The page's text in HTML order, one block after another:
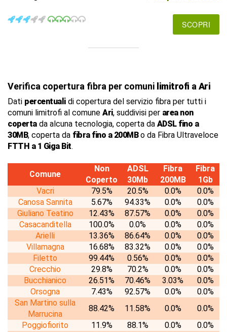
SCOPRI
Verifica copertura fibra per comuni limitrofi a Ari
Dati percentualidi copertura del servizio fibra per tutti i
comuni limitrofi al comune Ari, suddivisi per area non
copertada alcuna tecnologia, coperta da ADSL fino a
30MB, coperta da fibra fino a 200MBo da Fibra Ultraveloce
FTTH a 1 Giga Bit.
Comune
Non
Coperto
ADSL
30Mb
Fibra
200MB
Fibra
1Gb
Vacri
79.5% 20.5% 0.0%
0.0%
Canosa Sannita
5.67% 94.33% 0.0%
0.0%
Giuliano Teatino
12.43% 87.57% 0.0%
0.0%
Casacanditella
100.0% 0.0% 0.0%
0.0%
Arielli
13.36% 86.64% 0.0%
0.0%
Villamagna
16.68% 83.32% 0.0%
0.0%
Filetto
99.44% 0.56% 0.0%
0.0%
Crecchio
29.8% 70.2% 0.0%
0.0%
Bucchianico
26.51% 70.46% 3.03%
0.0%
Orsogna
7.43% 92.57% 0.0%
0.0%
San Martino sulla
Marrucina
88.42% 11.58% 0.0%
0.0%
Poggiofiorito
11.9% 88.1% 0.0%
0.0%